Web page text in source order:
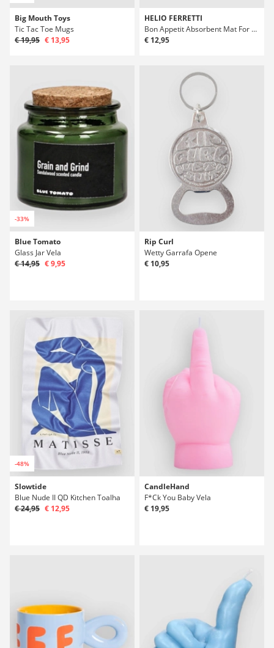
Big Mouth Toys
Tic Tac Toe Mugs
€ 19,95 € 13,95
HELIO FERRETTI
Bon Appetit Absorbent Mat For Cat Tigela Floor Mat
€ 12,95
-33%
Blue Tomato
Glass Jar Vela
€ 14,95 € 9,95
Rip Curl
Wetty Garrafa Opene
€ 10,95
-48%
Slowtide
Blue Nude II QD Kitchen Toalha
€ 24,95 € 12,95
CandleHand
F*Ck You Baby Vela
€ 19,95